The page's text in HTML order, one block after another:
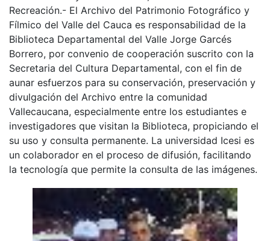
Recreación.- El Archivo del Patrimonio Fotográfico y
Fílmico del Valle del Cauca es responsabilidad de la
Biblioteca Departamental del Valle Jorge Garcés
Borrero, por convenio de cooperación suscrito con la
Secretaria del Cultura Departamental, con el fin de
aunar esfuerzos para su conservación, preservación y
divulgación del Archivo entre la comunidad
Vallecaucana, especialmente entre los estudiantes e
investigadores que visitan la Biblioteca, propiciando el
su uso y consulta permanente. La universidad Icesi es
un colaborador en el proceso de difusión, facilitando
la tecnología que permite la consulta de las imágenes.